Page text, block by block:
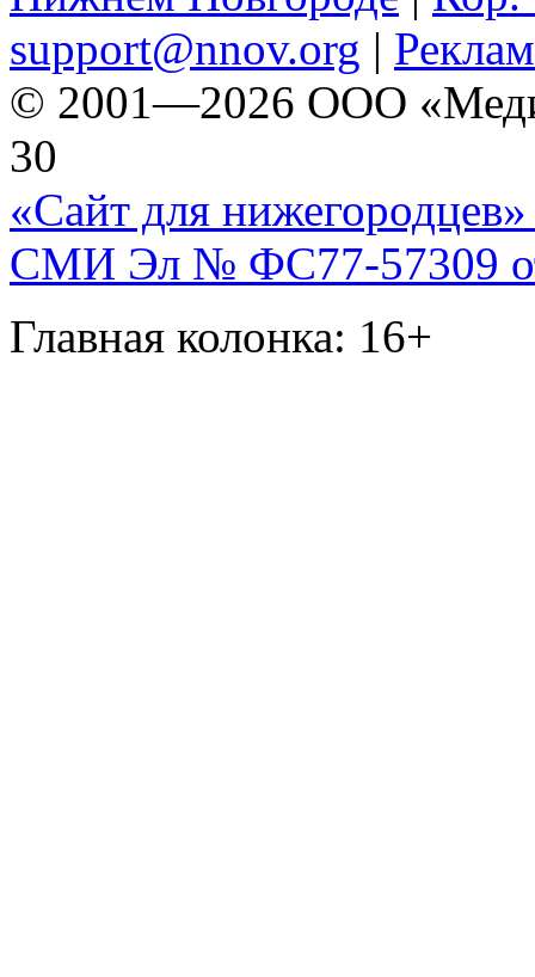
support@nnov.org |
© 2001—2026 ООО
30
«Сайт для нижегородцев»
СМИ Эл № ФС77-57309
Главная колонка: 16+